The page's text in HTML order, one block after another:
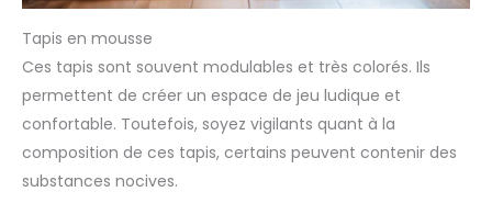
Tapis en mousse
Ces tapis sont souvent modulables et très colorés. Ils
permettent de créer un espace de jeu ludique et
confortable. Toutefois, soyez vigilants quant à la
composition de ces tapis, certains peuvent contenir des
substances nocives.